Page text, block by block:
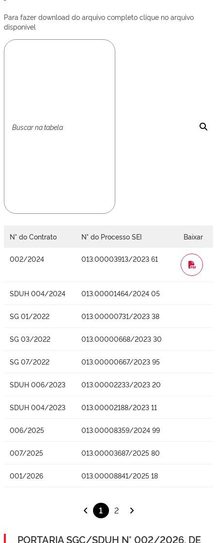
Para fazer download do arquivo completo clique no arquivo
disponível
N° do Contrato N° do Processo SEI Baixar
002/2024 013.00003913/2023 61
WORD
SDUH 004/2024 013.00001464/2024 05
SG 01/2022 013.00000731/2023 38
SG 03/2022 013.00000668/2023 30
SG 07/2022 013.00000667/2023 95
SDUH 006/2023 013.00002233/2023 20
SDUH 004/2023 013.00002188/2023 11
006/2025 013.00008359/2024 99
007/2025 013.00003687/2025 80
001/2026 013.00008841/2025 18
1 2
PORTARIA SGC/SDUH N° 002/2026, DE